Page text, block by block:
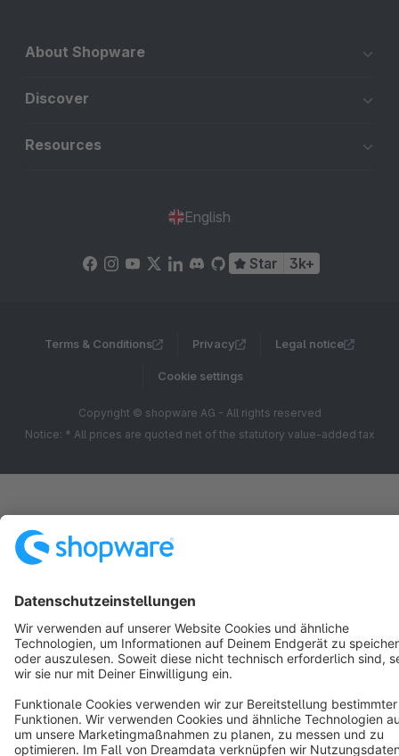
About Shopware
Discover
Resources
English
Star 3k+
Terms & Conditions Privacy Legal notice
Cookie settings
Copyright © shopware AG - All rights reserved
Notice: * All prices are quoted net of the statutory value-added tax